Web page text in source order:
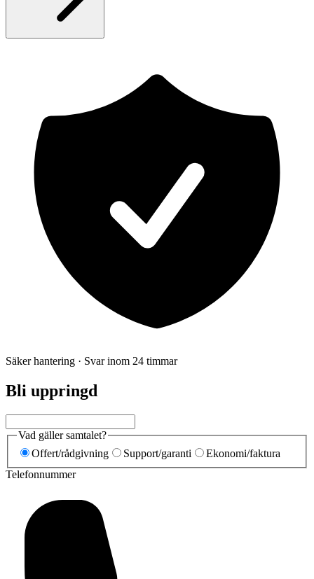
Säker hantering · Svar inom 24 timmar
Bli uppringd
Vad gäller samtalet?
Offert/rådgivning
Support/garanti
Ekonomi/faktura
Telefonnummer